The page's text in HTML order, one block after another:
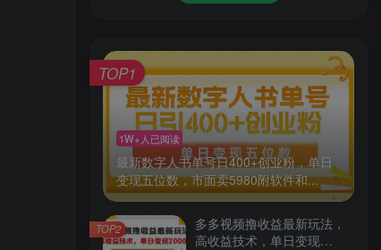
1W+人已阅读
最新数字人书单号日400+创业粉，单日
变现五位数，市面卖5980附软件和...
TOP1
多多视频撸收益最新玩法，
高收益技术，单日变现
TOP2